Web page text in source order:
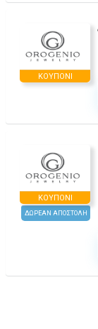
ΚΟΥΠΌΝΙ
ΚΟΥΠΌΝΙ
ΔΩΡΕΑΝ ΑΠΟΣΤΟΛΗ